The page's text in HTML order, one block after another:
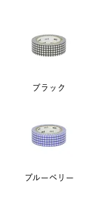
ブラック
ブルーベリー